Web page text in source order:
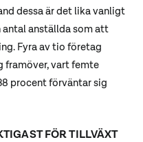
dessa är det lika vanligt
anställda som att
Fyra av tio företag
framöver, vart femte
procent förväntar sig
FÖR TILLVÄXT